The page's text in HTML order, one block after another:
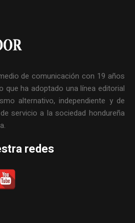
de comunicación con 19 años
que ha adoptado una línea editorial
alternativo, independiente y de
servicio a la sociedad hondureña
redes